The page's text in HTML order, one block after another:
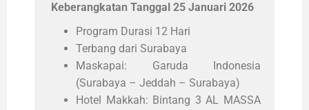
Keberangkatan Tanggal 25 Januari 2026
Program Durasi 12 Hari
Terbang dari Surabaya
Maskapai: Garuda Indonesia
(Surabaya – Jeddah – Surabaya)
Hotel Makkah: Bintang 3 AL MASSA